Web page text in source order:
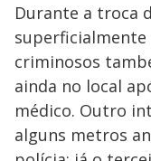
Durante a troca
superficialmente
criminosos
ainda no local
médico. Outro
alguns metros